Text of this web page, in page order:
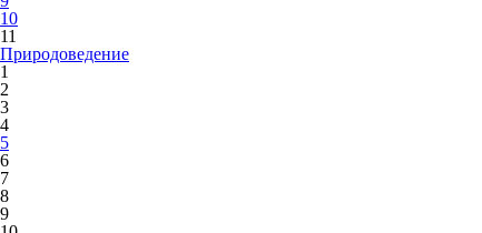
10
11
Природоведение
1
2
3
4
5
6
7
8
9